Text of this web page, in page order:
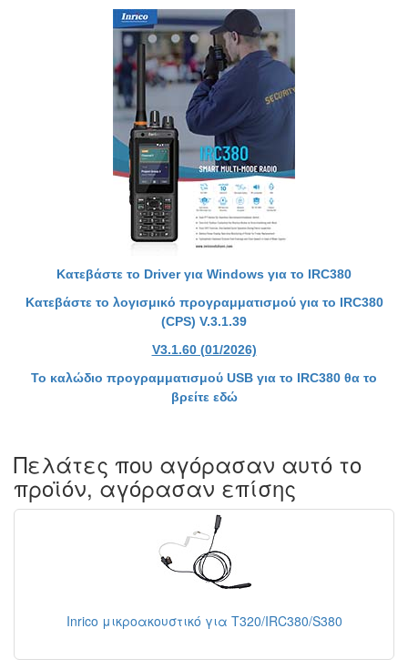
Κατεβάστε το Driver για Windows για το IRC380
Κατεβάστε το λογισμικό προγραμματισμού για το IRC380
(CPS) V.3.1.39
V3.1.60 (01/2026)
Το καλώδιο προγραμματισμού USB για το IRC380 θα το
βρείτε εδώ
Πελάτες που αγόρασαν αυτό το
προϊόν, αγόρασαν επίσης
Inrico μικροακουστικό για T320/IRC380/S380